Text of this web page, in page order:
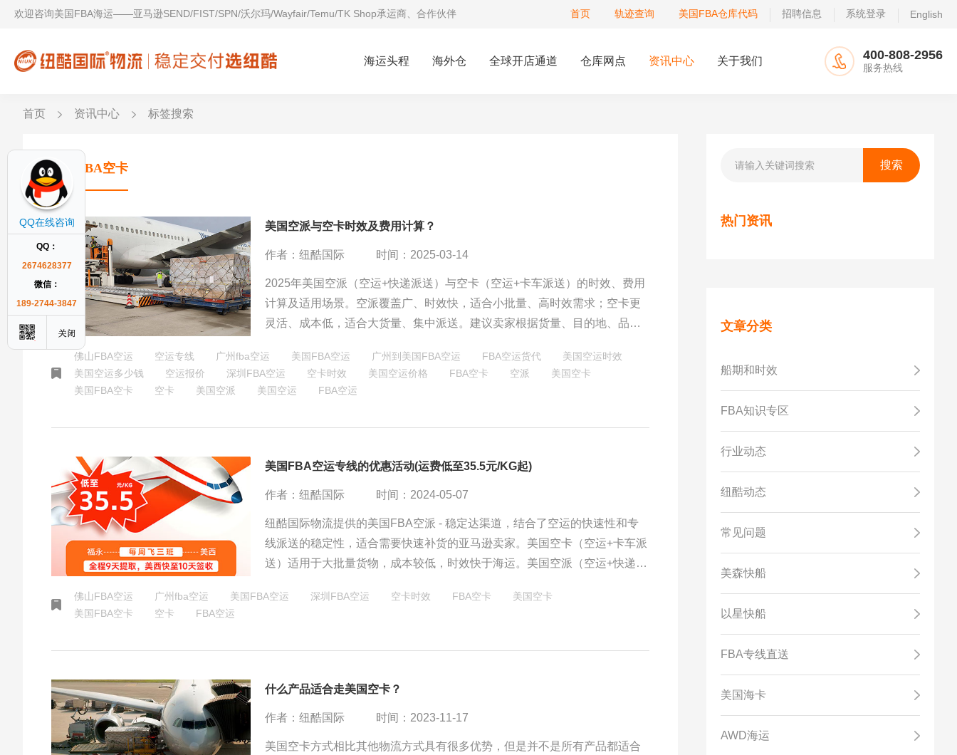
欢迎咨询美国FBA海运——亚马逊SEND/FIST/SPN/沃尔玛/Wayfair/Temu/TK Shop承运商、合作伙伴 首页 轨迹查询 美国FBA仓库代码 招聘信息 系统登录 English
海运头程 海外仓 全球开店通道 仓库网点 资讯中心 关于我们 400-808-2956
服务热线
首页 资讯中心 标签搜索
美国FBA空卡
美国空派与空卡时效及费用计算？
作者：纽酷国际 时间：2025-03-14
2025年美国空派（空运+快递派送）与空卡（空运+卡车派送）的时效、费用
计算及适用场景。空派覆盖广、时效快，适合小批量、高时效需求；空卡更
灵活、成本低，适合大货量、集中派送。建议卖家根据货量、目的地、品类
整合趋势。
佛山FBA空运 空运专线 广州fba空运 美国FBA空运 广州到美国FBA空运 FBA空运货代
美国空运时效
美国空运多少钱
空运报价 深圳FBA空运 空卡时效 美国空运价格 FBA空卡 空派
美国空卡
美国FBA空卡
空卡 美国空派 美国空运 FBA空运
美国FBA空运专线的优惠活动(运费低至35.5元/KG起)
作者：纽酷国际 时间：2024-05-07
纽酷国际物流提供的美国FBA空派 - 稳定达渠道，结合了空运的快速性和专
线派送的稳定性，适合需要快速补货的亚马逊卖家。美国空卡（空运+卡车派
送）适用于大批量货物，成本较低，时效快于海运。美国空派（空运+快递派
活动，运费低至35.5元/KG起，适用于大陆直飞的运输，有助于卖家降低物流
佛山FBA空运 广州fba空运 美国FBA空运 深圳FBA空运 空卡时效 FBA空卡
美国空卡
美国FBA空卡
空卡 FBA空运
什么产品适合走美国空卡？
作者：纽酷国际 时间：2023-11-17
美国空卡方式相比其他物流方式具有很多优势，但是并不是所有产品都适合
热门资讯
文章分类
船期和时效
FBA知识专区
行业动态
纽酷动态
常见问题
美森快船
以星快船
FBA专线直送
美国海卡
AWD海运
QQ在线咨询
QQ：
2674628377
微信：
189-2744-3847